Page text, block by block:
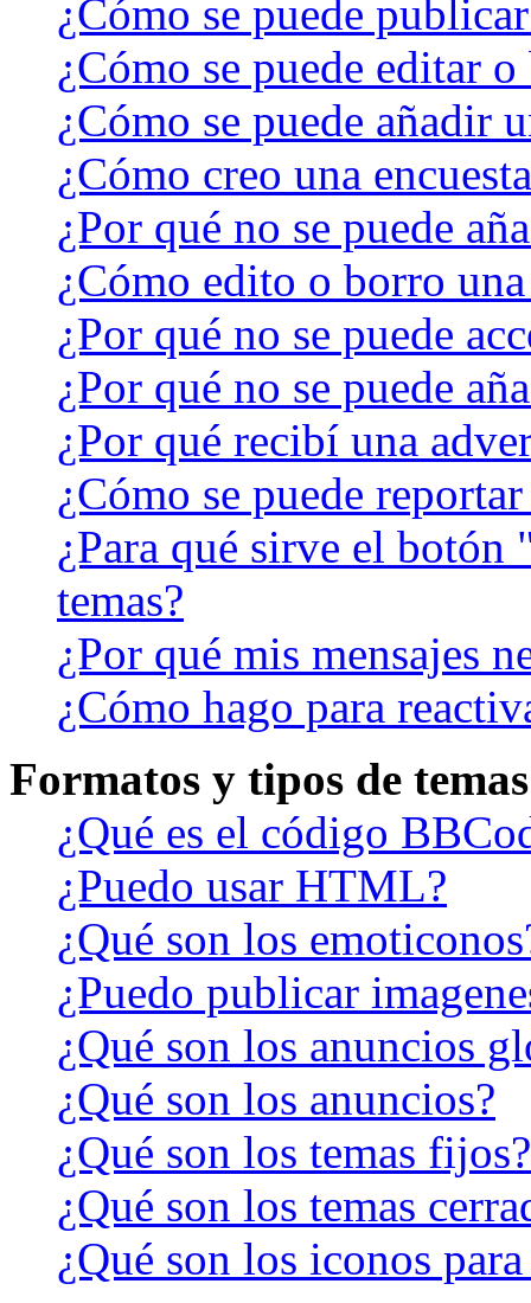
¿Cómo se puede
¿Cómo se puede editar
¿Cómo se puede añadir
¿Cómo creo una
¿Por qué no se puede
¿Cómo edito o borro una
¿Por qué no se puede
¿Por qué no se puede
¿Por qué recibí una
¿Cómo se puede
¿Para qué sirve el
temas?
¿Por qué mis mensajes
¿Cómo hago para
Formatos y tipos de temas
¿Qué es el código
¿Puedo usar HTML?
¿Qué son los
¿Puedo publicar
¿Qué son los anuncios
¿Qué son los anuncios?
¿Qué son los temas fijos?
¿Qué son los temas
¿Qué son los iconos